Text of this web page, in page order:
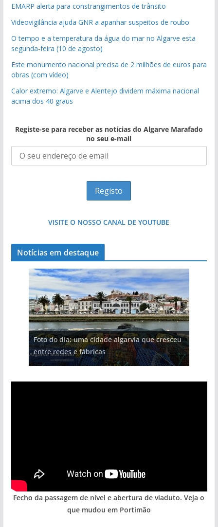
EMARP alerta para constrangimentos de trânsito
Videovigilância ajuda GNR a apanhar suspeitos de roubo
O tempo e a temperatura da água do mar no Algarve esta
segunda-feira (10 de agosto)
Este monumento nacional precisa de 2 milhões de euros para
obras (com vídeo)
Calor extremo: Algarve e Alentejo dividem máxima nacional
acima dos 40 graus
Registe-se para receber as notícias do Algarve Marafado
no seu e-mail
VISITE O NOSSO CANAL DE YOUTUBE
Notícias em destaque
Foto do dia: uma cidade algarvia que cresceu
entre redes e fábricas
Fecho da passagem de nível e abertura de viaduto. Veja o
que mudou em Portimão